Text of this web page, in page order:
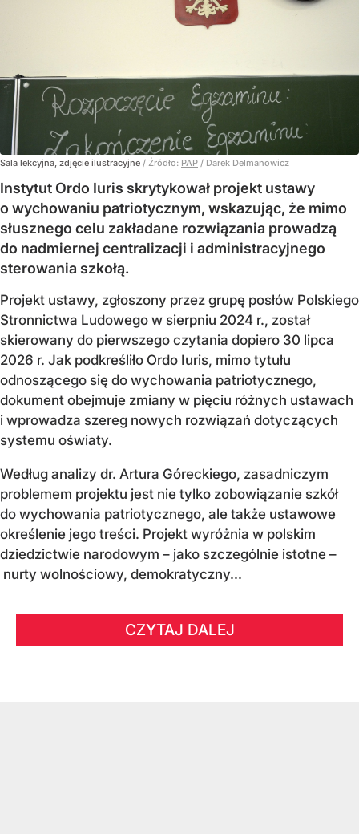
Sala lekcyjna, zdjęcie ilustracyjne / Źródło: PAP / Darek Delmanowicz
Instytut Ordo Iuris skrytykował projekt ustawy
o wychowaniu patriotycznym, wskazując, że mimo
słusznego celu zakładane rozwiązania prowadzą
do nadmiernej centralizacji i administracyjnego
sterowania szkołą.
Projekt ustawy, zgłoszony przez grupę posłów Polskiego
Stronnictwa Ludowego w sierpniu 2024 r., został
skierowany do pierwszego czytania dopiero 30 lipca
2026 r. Jak podkreśliło Ordo Iuris, mimo tytułu
odnoszącego się do wychowania patriotycznego,
dokument obejmuje zmiany w pięciu różnych ustawach
i wprowadza szereg nowych rozwiązań dotyczących
systemu oświaty.
Według analizy dr. Artura Góreckiego, zasadniczym
problemem projektu jest nie tylko zobowiązanie szkół
do wychowania patriotycznego, ale także ustawowe
określenie jego treści. Projekt wyróżnia w polskim
dziedzictwie narodowym – jako szczególnie istotne –
nurty wolnościowy, demokratyczny...
CZYTAJ DALEJ